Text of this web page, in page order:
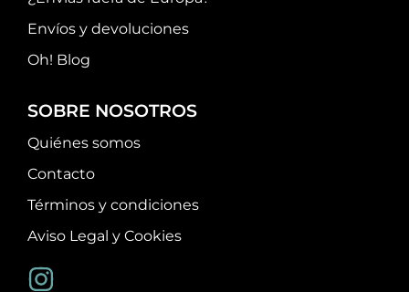
Envíos y devoluciones
Oh! Blog
SOBRE NOSOTROS
Quiénes somos
Contacto
Términos y condiciones
Aviso Legal y Cookies